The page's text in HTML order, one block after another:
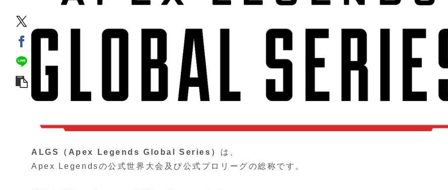
ALGS（Apex Legends Global Series） は、
Apex Legendsの公式世界大会及び公式プロリーグの総称です。